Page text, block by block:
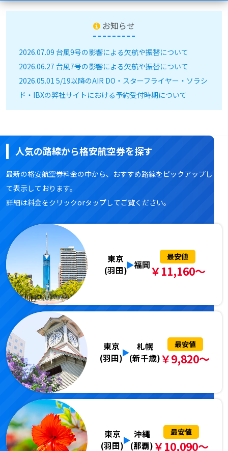
お知らせ
2026.07.09 台風9号の影響による欠航や振替について
2026.06.27 台風7号の影響による欠航や振替について
2026.05.01 5/19以降のAIR DO・スターフライヤー・ソラシ
ド・IBXの弊社サイトにおける予約受付時期について
人気の路線から格安航空券を探す
最新の格安航空券料金の中から、おすすめ路線をピックアップし
て表示しております。
詳細は料金をクリックorタップしてご覧ください。
東京
(羽田) 福岡
最安値
￥11,160～
東京
(羽田)
札幌
(新千歳)
最安値
￥9,820～
東京
(羽田)
沖縄
(那覇)
最安値
￥10,090～